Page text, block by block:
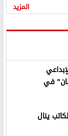
المزيد
في
ينال